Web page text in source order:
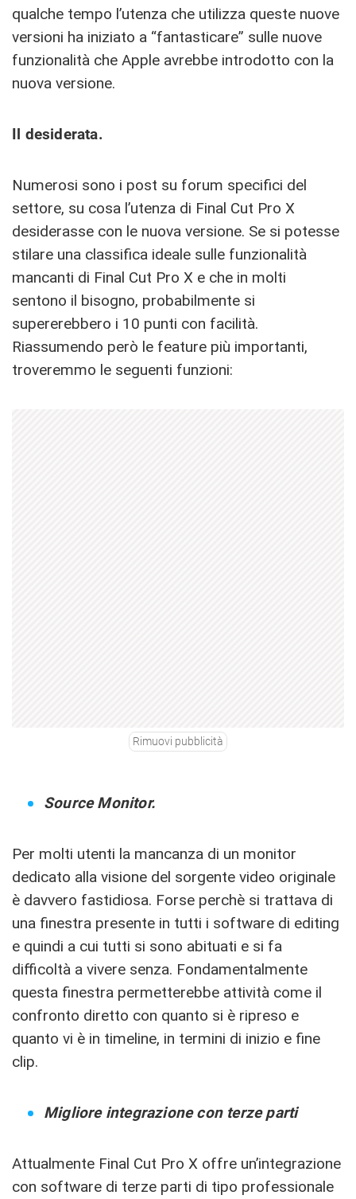
qualche tempo l’utenza che utilizza queste nuove
versioni ha iniziato a “fantasticare” sulle nuove
funzionalità che Apple avrebbe introdotto con la
nuova versione.
Il desiderata.
Numerosi sono i post su forum specifici del
settore, su cosa l’utenza di Final Cut Pro X
desiderasse con le nuova versione. Se si potesse
stilare una classifica ideale sulle funzionalità
mancanti di Final Cut Pro X e che in molti
sentono il bisogno, probabilmente si
supererebbero i 10 punti con facilità.
Riassumendo però le feature più importanti,
troveremmo le seguenti funzioni:
Rimuovi pubblicità
Source Monitor.
Per molti utenti la mancanza di un monitor
dedicato alla visione del sorgente video originale
è davvero fastidiosa. Forse perchè si trattava di
una finestra presente in tutti i software di editing
e quindi a cui tutti si sono abituati e si fa
difficoltà a vivere senza. Fondamentalmente
questa finestra permetterebbe attività come il
confronto diretto con quanto si è ripreso e
quanto vi è in timeline, in termini di inizio e fine
clip.
Migliore integrazione con terze parti
Attualmente Final Cut Pro X offre un’integrazione
con software di terze parti di tipo professionale